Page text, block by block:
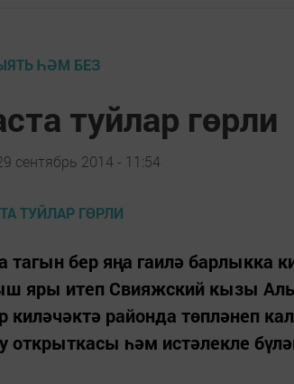
ҺӘМ БЕЗ
туйлар гөрли
сентябрь 2014 - 11:54
тагын бер яңа гаилә барлыкка
яры итеп Свияжский кызы
киләчәктә районда төпләнеп
открыткасы һәм истәлекле